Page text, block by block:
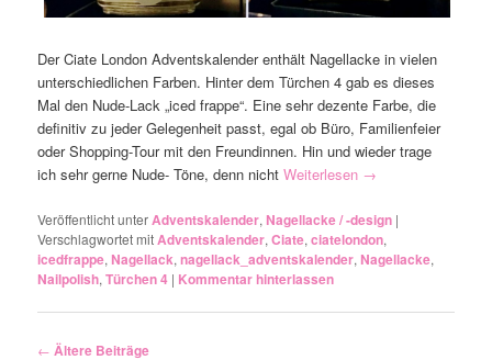
Der Ciate London Adventskalender enthält Nagellacke in vielen
unterschiedlichen Farben. Hinter dem Türchen 4 gab es dieses
Mal den Nude-Lack „iced frappe“. Eine sehr dezente Farbe, die
definitiv zu jeder Gelegenheit passt, egal ob Büro, Familienfeier
oder Shopping-Tour mit den Freundinnen. Hin und wieder trage
ich sehr gerne Nude- Töne, denn nichtWeiterlesen →
Veröffentlicht unterAdventskalender,Nagellacke / -design |
Verschlagwortet mitAdventskalender,Ciate,ciatelondon,
icedfrappe,Nagellack,nagellack_adventskalender,Nagellacke,
Nailpolish,Türchen 4 | Kommentar hinterlassen
Artikelnavigation
← Ältere Beiträge